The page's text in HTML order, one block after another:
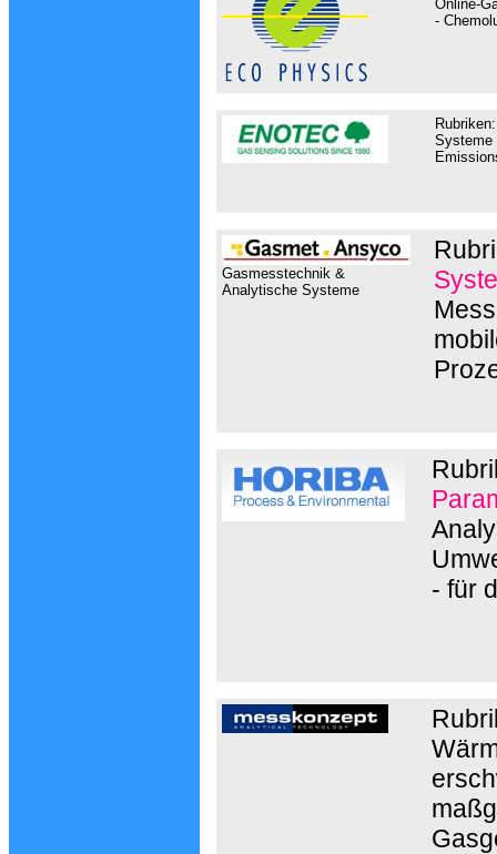
Online-
-
Rubriken:
Systeme
Gasmesstechnik &
Analytische Systeme
- für